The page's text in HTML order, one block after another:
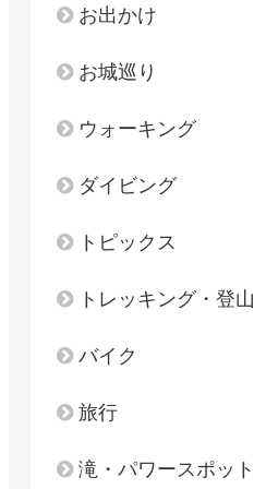
お出かけ
お城巡り
ウォーキング
ダイビング
トピックス
トレッキング・登山
バイク
旅行
滝・パワースポット